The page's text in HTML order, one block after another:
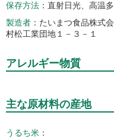
保存方法
直射日光、高温
製造者
たいまつ食品株式
村松工業団地１－３－１
アレルギー物質
主な原材料の産地
うるち米 ：